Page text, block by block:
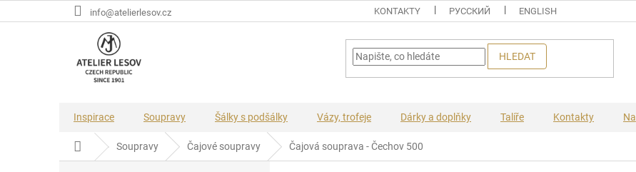
na
info@atelierlesov.cz KONTAKTY PУССКИЙ ENGLISH
HLEDAT
Inspirace Soupravy Šálky s podšálky Vázy, trofeje Dárky a doplňky Talíře Kontakty
Domů Soupravy Čajové soupravy Čajová souprava - Čechov 500